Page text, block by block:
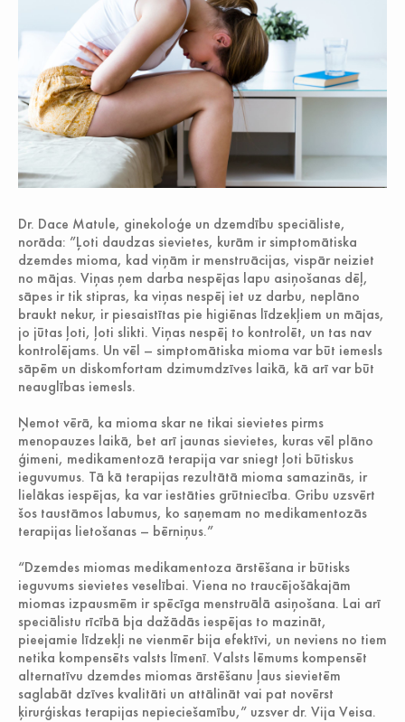
Dr. Dace Matule, ginekoloģe un dzemdību speciāliste,
norāda: ”Ļoti daudzas sievietes, kurām ir simptomātiska
dzemdes mioma, kad viņām ir menstruācijas, vispār neiziet
no mājas. Viņas ņem darba nespējas lapu asiņošanas dēļ,
sāpes ir tik stipras, ka viņas nespēj iet uz darbu, neplāno
braukt nekur, ir piesaistītas pie higiēnas līdzekļiem un mājas,
jo jūtas ļoti, ļoti slikti. Viņas nespēj to kontrolēt, un tas nav
kontrolējams. Un vēl – simptomātiska mioma var būt iemesls
sāpēm un diskomfortam dzimumdzīves laikā, kā arī var būt
neauglības iemesls.
Ņemot vērā, ka mioma skar ne tikai sievietes pirms
menopauzes laikā, bet arī jaunas sievietes, kuras vēl plāno
ģimeni, medikamentozā terapija var sniegt ļoti būtiskus
ieguvumus. Tā kā terapijas rezultātā mioma samazinās, ir
lielākas iespējas, ka var iestāties grūtniecība. Gribu uzsvērt
šos taustāmos labumus, ko saņemam no medikamentozās
terapijas lietošanas – bērniņus.”
“Dzemdes miomas medikamentoza ārstēšana ir būtisks
ieguvums sievietes veselībai. Viena no traucējošākajām
miomas izpausmēm ir spēcīga menstruālā asiņošana. Lai arī
speciālistu rīcībā bja dažādās iespējas to mazināt,
pieejamie līdzekļi ne vienmēr bija efektīvi, un neviens no tiem
netika kompensēts valsts līmenī. Valsts lēmums kompensēt
alternatīvu dzemdes miomas ārstēšanu ļaus sievietēm
saglabāt dzīves kvalitāti un attālināt vai pat novērst
ķirurģiskas terapijas nepieciešamību,” uzsver dr. Vija Veisa.